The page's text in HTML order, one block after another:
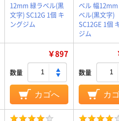
12mm 緑ラベル(黒
文字) SC12G 1個 キ
ングジム
ベル 幅
ベル(黒文字)
SC12GE 1個
ジム
￥897
数量
カゴへ
数量
カ